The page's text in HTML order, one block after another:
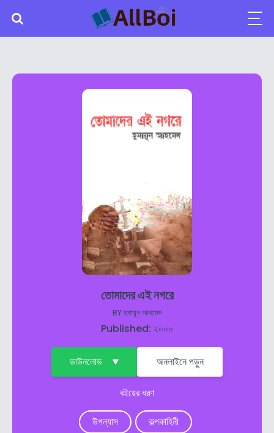
তোমাদের এই নগরে
BYহুমায়ূন আহমেদ
Published: ২০০০
ডাউনলোড অনলাইনে পড়ুন
বইয়ের ধরণ
উপন্যাস কল্পকাহিনী